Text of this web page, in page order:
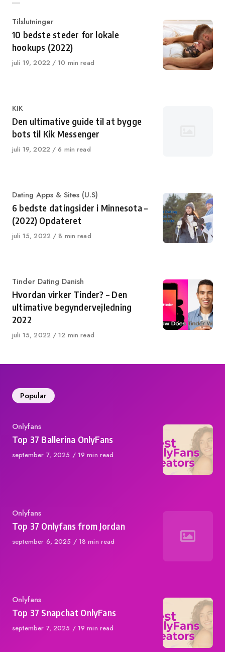
Category
Tilslutninger
10 bedste steder for lokale
hookups (2022)
Published
juli 19, 2022 10 min read
Category
KIK
Den ultimative guide til at bygge
bots til Kik Messenger
Published
juli 19, 2022 6 min read
Category
Dating Apps & Sites (U.S)
6 bedste datingsider i Minnesota –
(2022) Opdateret
Published
juli 15, 2022 8 min read
Category
Tinder Dating Danish
Hvordan virker Tinder? – Den
ultimative begyndervejledning
2022
Published
juli 15, 2022 12 min read
Popular
Category
Onlyfans
Top 37 Ballerina OnlyFans
Published
september 7, 2025 19 min read
Category
Onlyfans
Top 37 Onlyfans from Jordan
Published
september 6, 2025 18 min read
Category
Onlyfans
Top 37 Snapchat OnlyFans
Published
september 7, 2025 19 min read